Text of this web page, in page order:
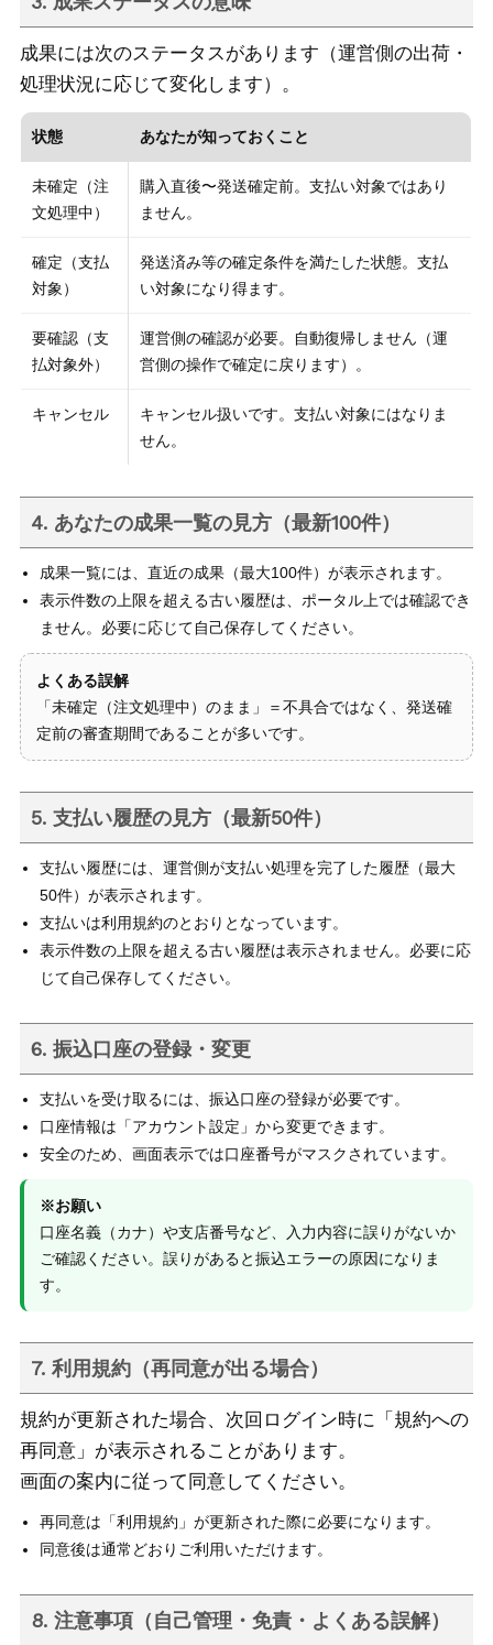
成果には次のステータスがあります（運営側の出荷・
処理状況に応じて変化します）。
状態 あなたが知っておくこと
未確定（注
文処理中）
購入直後〜発送確定前。支払い対象ではあり
ません。
確定（支払
対象）
発送済み等の確定条件を満たした状態。支払
い対象になり得ます。
要確認（支
払対象外）
運営側の確認が必要。自動復帰しません（運
営側の操作で確定に戻ります）。
キャンセル
キャンセル扱いです。支払い対象にはなりま
せん。
4. あなたの成果一覧の見方（最新100件）
成果一覧には、直近の成果（最大100件）が表示されます。
表示件数の上限を超える古い履歴は、ポータル上では確認でき
ません。必要に応じて自己保存してください。
よくある誤解
「未確定（注文処理中）のまま」＝不具合ではなく、発送確
定前の審査期間であることが多いです。
5. 支払い履歴の見方（最新50件）
支払い履歴には、運営側が支払い処理を完了した履歴（最大
50件）が表示されます。
支払いは利用規約のとおりとなっています。
表示件数の上限を超える古い履歴は表示されません。必要に応
じて自己保存してください。
6. 振込口座の登録・変更
支払いを受け取るには、振込口座の登録が必要です。
口座情報は「アカウント設定」から変更できます。
安全のため、画面表示では口座番号がマスクされています。
※お願い
口座名義（カナ）や支店番号など、入力内容に誤りがないか
ご確認ください。誤りがあると振込エラーの原因になりま
す。
7. 利用規約（再同意が出る場合）
規約が更新された場合、次回ログイン時に「規約への
再同意」が表示されることがあります。
画面の案内に従って同意してください。
再同意は「利用規約」が更新された際に必要になります。
同意後は通常どおりご利用いただけます。
8. 注意事項（自己管理・免責・よくある誤解）